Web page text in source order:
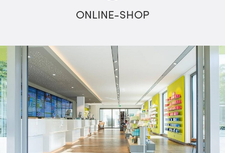
ONLINE-SHOP